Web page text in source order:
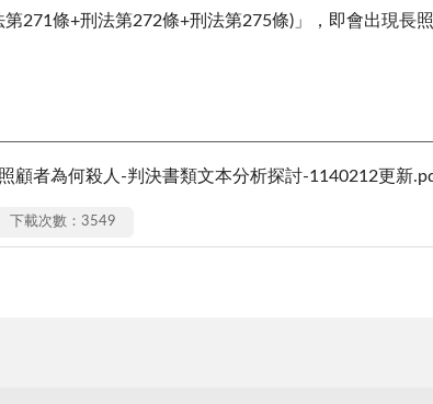
第271條+刑法第272條+刑法第275條)」，即會出現長
顧者為何殺人-判決書類文本分析探討-1140212更新
下載次數：3549